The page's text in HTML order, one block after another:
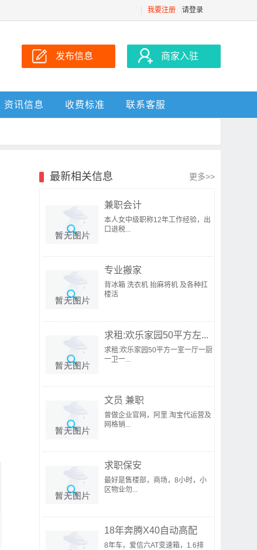
我要注册 请登录
发布信息 商家入驻
资讯信息 收费标准 联系客服
最新相关信息 更多>>
兼职会计
本人女中级职称12年工作经验，出
口退税...
专业搬家
背冰箱 洗衣机 抬麻将机 及各种扛
楼活
求租:欢乐家园50平方左...
求租:欢乐家园50平方一室一厅一厨
一卫一...
文员 兼职
曾做企业官网，阿里 淘宝代运营及
网格销...
求职保安
最好是售楼部，商场，8小时，小
区物业勿...
18年奔腾X40自动高配
8年车，爱信六AT变速箱，1.6排